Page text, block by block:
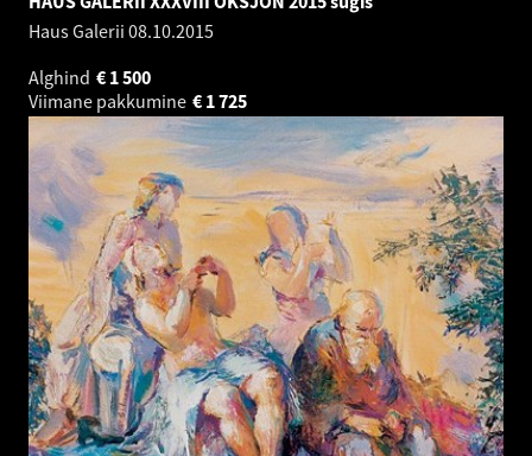
Haus Galerii 08.10.2015
Alghind
1 500
€
Viimane pakkumine
1 725
€